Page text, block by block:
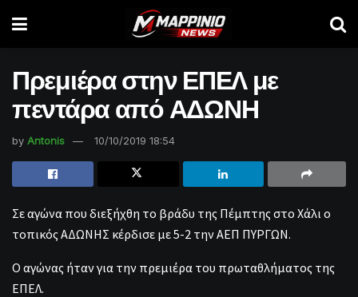
Πρεμιέρα στην ΕΠΕΛ με
πεντάρα από ΑΔΩΝΗ
by Antonis 10/10/2019 18:54
Σε αγώνα που διεξήχθη το βράδυ της Πέμπτης στο Χάλι ο
τοπικός ΑΔΩΝΗΣ κέρδισε με 5-2 την ΑΕΠ ΠΥΡΓΩΝ.
Ο αγώνας ήταν για την πρεμιέρα του πρωταθλήματος της
ΕΠΕΛ.